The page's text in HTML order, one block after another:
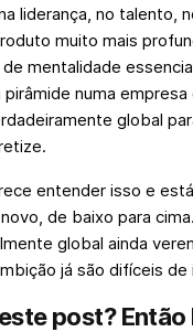
liderança, no talento,
muito mais
de mentalidade
numa empresa
global
entender isso e
de baixo para
global ainda
já são difíceis de
post? Então